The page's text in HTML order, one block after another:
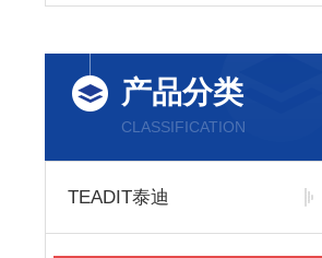
产品分类
CLASSIFICATION
TEADIT泰迪